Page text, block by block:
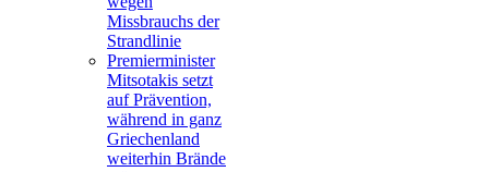
Missbrauchs der
Strandlinie
Premierminister
Mitsotakis setzt
auf Prävention,
während in ganz
Griechenland
weiterhin Brände